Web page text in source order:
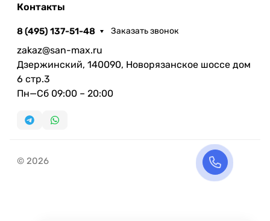
Контакты
8 (495) 137-51-48 Заказать звонок
zakaz@san-max.ru
Дзержинский, 140090, Новорязанское шоссе дом
6 стр.3
Пн—Сб 09:00 – 20:00
© 2026